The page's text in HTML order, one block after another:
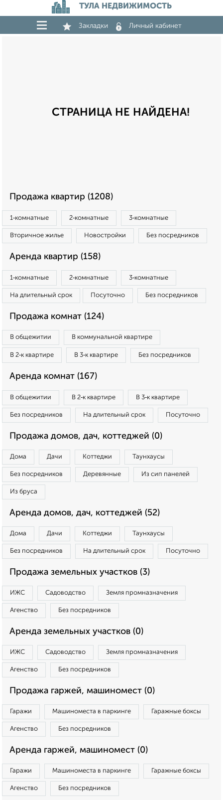
ТУЛА НЕДВИЖИМОСТЬ
Закладки Личный кабинет
СТРАНИЦА НЕ НАЙДЕНА!
Продажа квартир (1208)
1‑комнатные 2‑комнатные 3‑комнатные
Вторичное жилье Новостройки Без посредников
Аренда квартир (158)
1‑комнатные 2‑комнатные 3‑комнатные
На длительный срок Посуточно Без посредников
Продажа комнат (124)
В общежитии В коммунальной квартире
В 2‑к квартире В 3‑к квартире Без посредников
Аренда комнат (167)
В общежитии В 2‑к квартире В 3‑к квартире
Без посредников На длительный срок Посуточно
Продажа домов, дач, коттеджей (0)
Дома Дачи Коттеджи Таунхаусы
Без посредников Деревянные Из сип панелей
Из бруса
Аренда домов, дач, коттеджей (52)
Дома Дачи Коттеджи Таунхаусы
Без посредников На длительный срок Посуточно
Продажа земельных участков (3)
ИЖС Садоводство Земля промназначения
Агенство Без посредников
Аренда земельных участков (0)
ИЖС Садоводство Земля промназначения
Агенство Без посредников
Продажа гаржей, машиномест (0)
Гаражи Машиноместа в паркинге Гаражные боксы
Агенство Без посредников
Аренда гаржей, машиномест (0)
Гаражи Машиноместа в паркинге Гаражные боксы
Агенство Без посредников